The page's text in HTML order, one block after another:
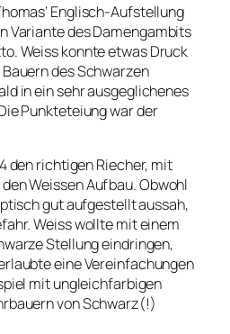
Englisch-Aufstellung
Variante des Damengambits
Weiss konnte etwas Druck
des Schwarzen
in ein sehr ausgeglichenes
Punkteteiung war der
den richtigen Riecher, mit
Weissen Aufbau. Obwohl
gut aufgestellt aussah,
Weiss wollte mit einem
Stellung eindringen,
eine Vereinfachungen
mit ungleichfarbigen
von Schwarz(!)